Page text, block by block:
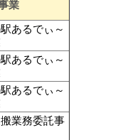
業
あるでぃ～
あるでぃ～
あるでぃ～
業務委託事